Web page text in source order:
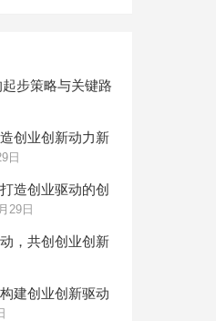
步策略与关键路
创业创新动力新
日
造创业驱动的创
29日
，共创创业创新
建创业创新驱动